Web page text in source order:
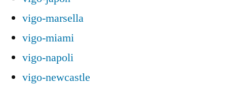
vigo-marsella
vigo-miami
vigo-napoli
vigo-newcastle